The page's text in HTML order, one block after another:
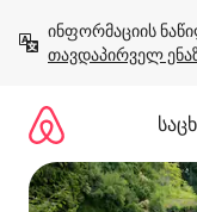
გადასვლა
თავდაპირველ